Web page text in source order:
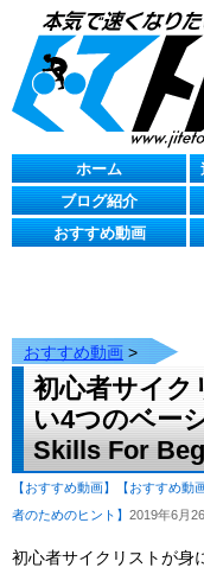
ホーム
ブログ紹介
おすすめ動画
おすすめ動画 >
初心者サイク
い4つのベー
Skills For
【おすすめ動画】 【おすすめ動
者のためのヒント】 2019年6月
初心者サイクリストが身